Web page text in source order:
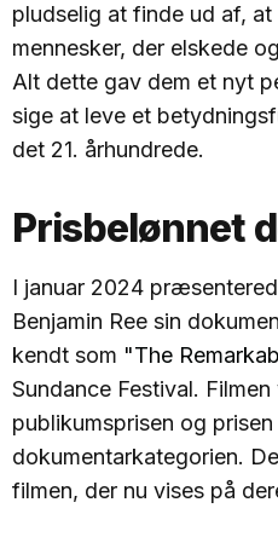
pludselig at finde ud af, at
mennesker, der elskede
Alt dette gav dem et nyt
sige at leve et
det 21. århundrede.
Prisbelønnet
I januar 2024
Benjamin Ree sin
kendt som "The
Sundance Festival.
publikumsprisen og
dokumentarkategorien.
filmen, der nu vises på